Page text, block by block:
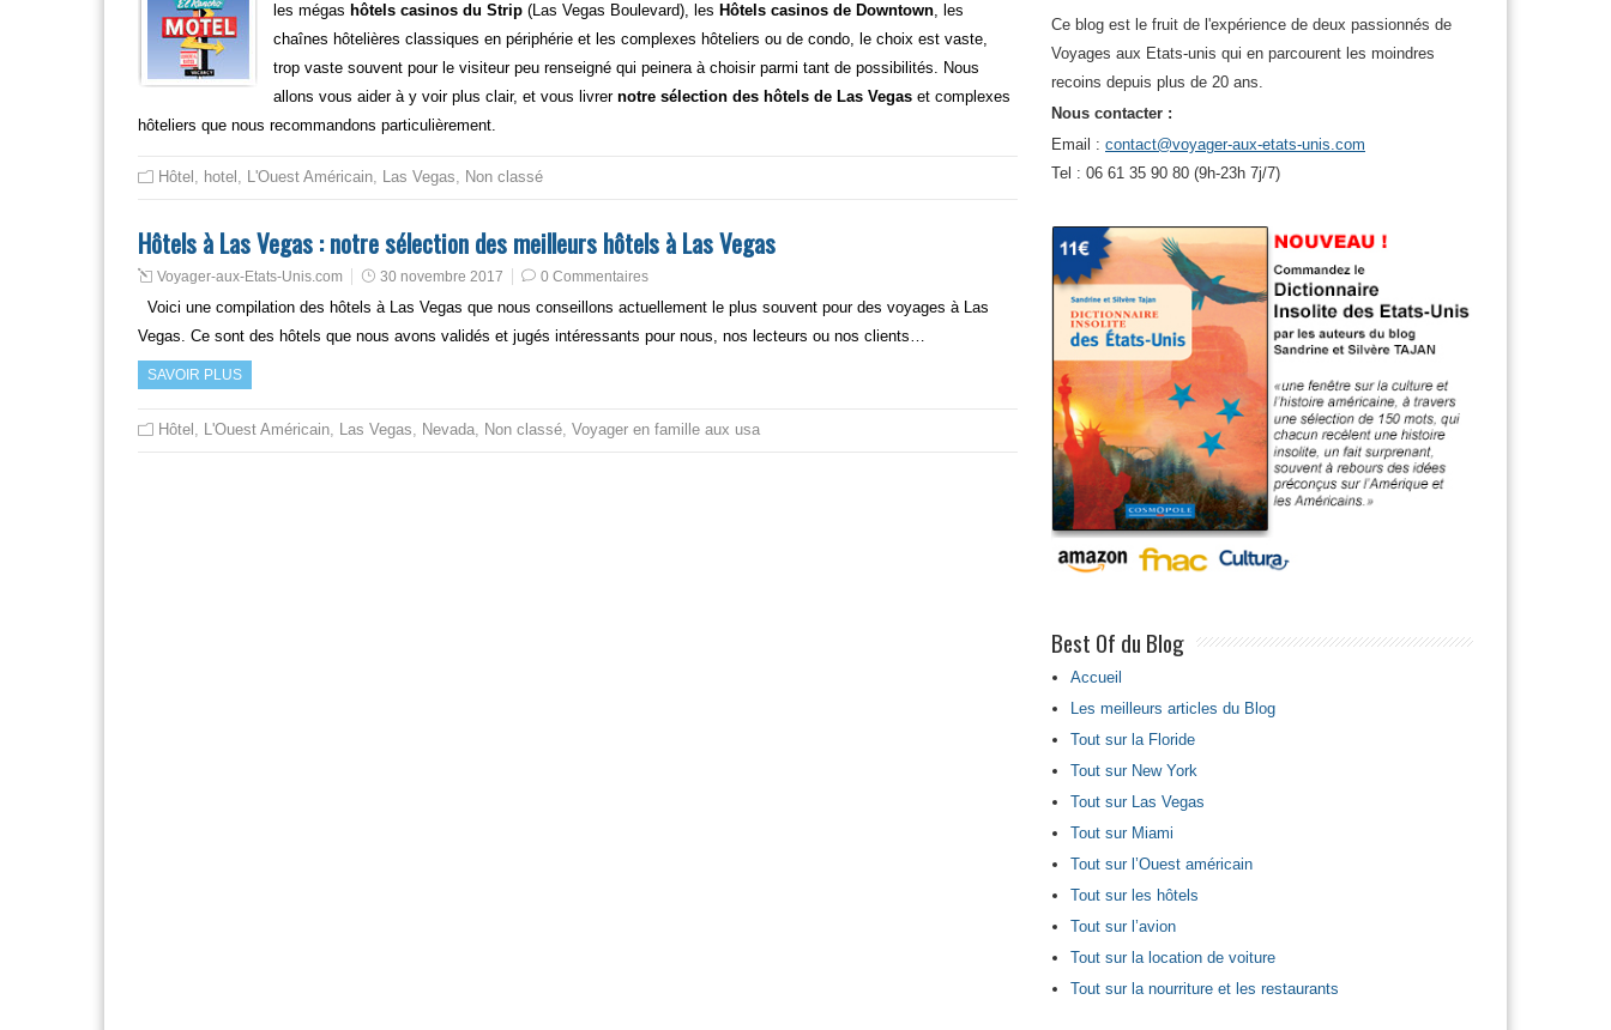
les mégas hôtels casinos du Strip (Las Vegas Boulevard), les Hôtels casinos de Downtown, les
chaînes hôtelières classiques en périphérie et les complexes hôteliers ou de condo, le choix est vaste,
trop vaste souvent pour le visiteur peu renseigné qui peinera à choisir parmi tant de possibilités. Nous
allons vous aider à y voir plus clair, et vous livrer notre sélection des hôtels de Las Vegas et complexes
hôteliers que nous recommandons particulièrement.
Hôtel , hotel , L'Ouest Américain, Las Vegas, Non classé
Hôtels à Las Vegas : notre sélection des meilleurs hôtels à Las Vegas
Voyager-aux-Etats-Unis.com 30 novembre 2017 0 Commentaires
Voici une compilation des hôtels à Las Vegas que nous conseillons actuellement le plus souvent pour des voyages à Las
Vegas. Ce sont des hôtels que nous avons validés et jugés intéressants pour nous, nos lecteurs ou nos clients…
SAVOIR PLUS
Hôtel , L'Ouest Américain, Las Vegas, Nevada, Non classé, Voyager en famille aux usa
Ce blog est le fruit de l'expérience de deux passionnés de
Voyages aux Etats-unis qui en parcourent les moindres
recoins depuis plus de 20 ans.
Nous contacter :
Email : contact@voyager-aux-etats-unis.com
Tel : 06 61 35 90 80 (9h-23h 7j/7)
Best Of du Blog
Accueil
Les meilleurs articles du Blog
Tout sur la Floride
Tout sur New York
Tout sur Las Vegas
Tout sur Miami
Tout sur l’Ouest américain
Tout sur les hôtels
Tout sur l’avion
Tout sur la location de voiture
Tout sur la nourriture et les restaurants